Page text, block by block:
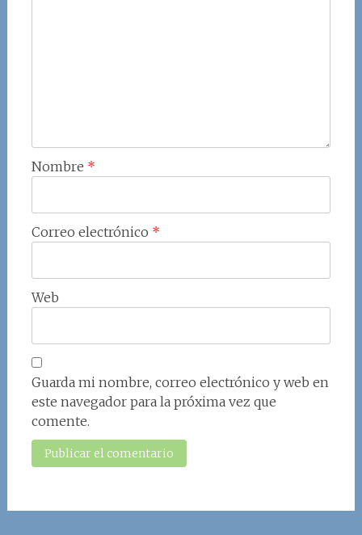
Nombre *
Correo electrónico *
Web
Guarda mi nombre, correo electrónico y web en
este navegador para la próxima vez que
comente.